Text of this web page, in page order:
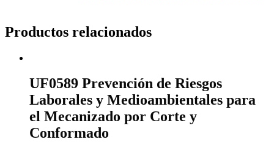
Productos relacionados
UF0589 Prevención de Riesgos
Laborales y Medioambientales para
el Mecanizado por Corte y
Conformado